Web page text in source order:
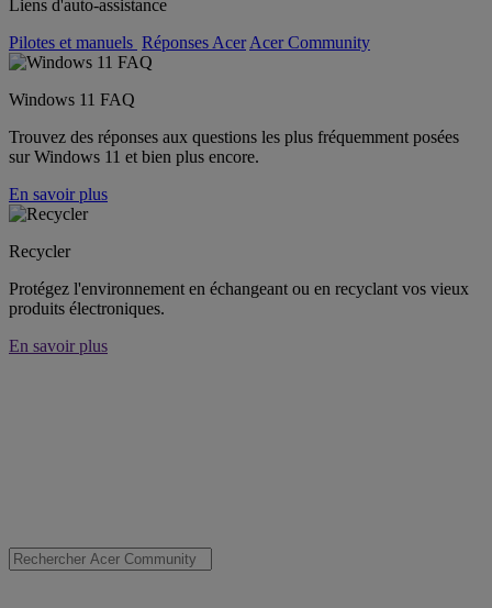
Liens d'auto-assistance
Pilotes et manuels Réponses Acer Acer Community
Windows 11 FAQ
Trouvez des réponses aux questions les plus fréquemment posées
sur Windows 11 et bien plus encore.
En savoir plus
Recycler
Protégez l'environnement en échangeant ou en recyclant vos vieux
produits électroniques.
En savoir plus